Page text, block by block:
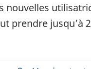
nouvelles
prendre jusqu’à